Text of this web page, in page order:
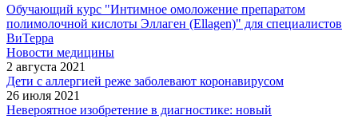
Обучающий курс "Интимное омоложение препаратом
полимолочной кислоты Эллаген (Ellagen)" для специалистов
ВиТерра
Новости медицины
2 августа 2021
Дети с аллергией реже заболевают коронавирусом
26 июля 2021
Невероятное изобретение в диагностике: новый